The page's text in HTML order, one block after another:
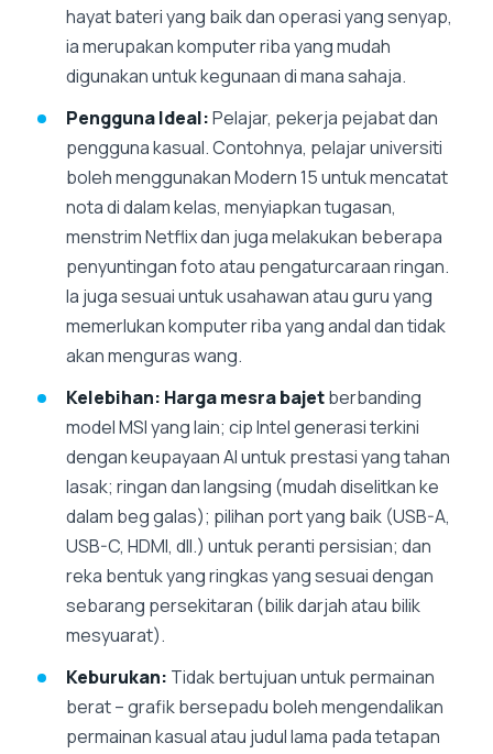
hayat bateri yang baik dan operasi yang senyap,
ia merupakan komputer riba yang mudah
digunakan untuk kegunaan di mana sahaja.
Pengguna Ideal:Pelajar, pekerja pejabat dan
pengguna kasual. Contohnya, pelajar universiti
boleh menggunakan Modern 15 untuk mencatat
nota di dalam kelas, menyiapkan tugasan,
menstrim Netflix dan juga melakukan beberapa
penyuntingan foto atau pengaturcaraan ringan.
Ia juga sesuai untuk usahawan atau guru yang
memerlukan komputer riba yang andal dan tidak
akan menguras wang.
Kelebihan: Harga mesra bajetberbanding
model MSI yang lain; cip Intel generasi terkini
dengan keupayaan AI untuk prestasi yang tahan
lasak; ringan dan langsing (mudah diselitkan ke
dalam beg galas); pilihan port yang baik (USB-A,
USB-C, HDMI, dll.) untuk peranti persisian; dan
reka bentuk yang ringkas yang sesuai dengan
sebarang persekitaran (bilik darjah atau bilik
mesyuarat).
Keburukan: Tidak bertujuan untuk permainan
berat – grafik bersepadu boleh mengendalikan
permainan kasual atau judul lama pada tetapan